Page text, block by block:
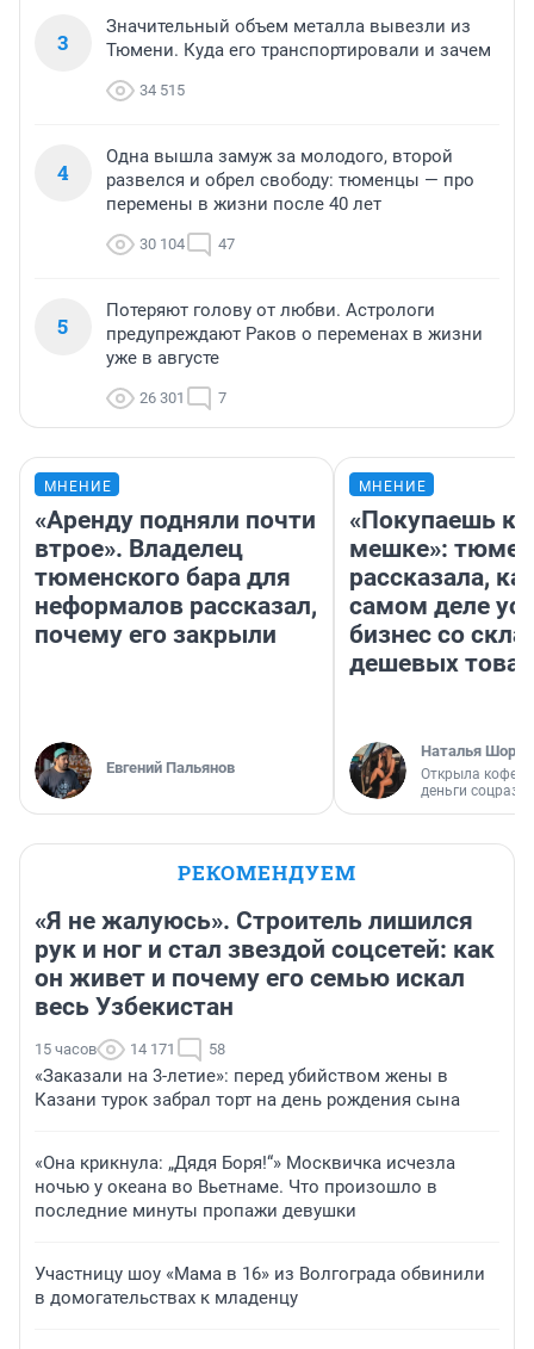
3
Значительный объем металла вывезли из
Тюмени. Куда его транспортировали и зачем
34 515
4
Одна вышла замуж за молодого, второй
развелся и обрел свободу: тюменцы — про
перемены в жизни после 40 лет
30 104 47
5
Потеряют голову от любви. Астрологи
предупреждают Раков о переменах в жизни
уже в августе
26 301 7
МНЕНИЕ
«Аренду подняли почти
втрое». Владелец
тюменского бара для
неформалов рассказал,
почему его закрыли
Евгений Пальянов
МНЕНИЕ
«Покупаешь
мешке»:
рассказала,
самом деле
бизнес со
дешевых
Наталья
Открыла
деньги
РЕКОМЕНДУЕМ
«Я не жалуюсь». Строитель лишился
рук и ног и стал звездой соцсетей: как
он живет и почему его семью искал
весь Узбекистан
15 часов 14 171 58
«Заказали на 3-летие»: перед убийством жены в
Казани турок забрал торт на день рождения сына
«Она крикнула: „Дядя Боря!“» Москвичка исчезла
ночью у океана во Вьетнаме. Что произошло в
последние минуты пропажи девушки
Участницу шоу «Мама в 16» из Волгограда обвинили
в домогательствах к младенцу